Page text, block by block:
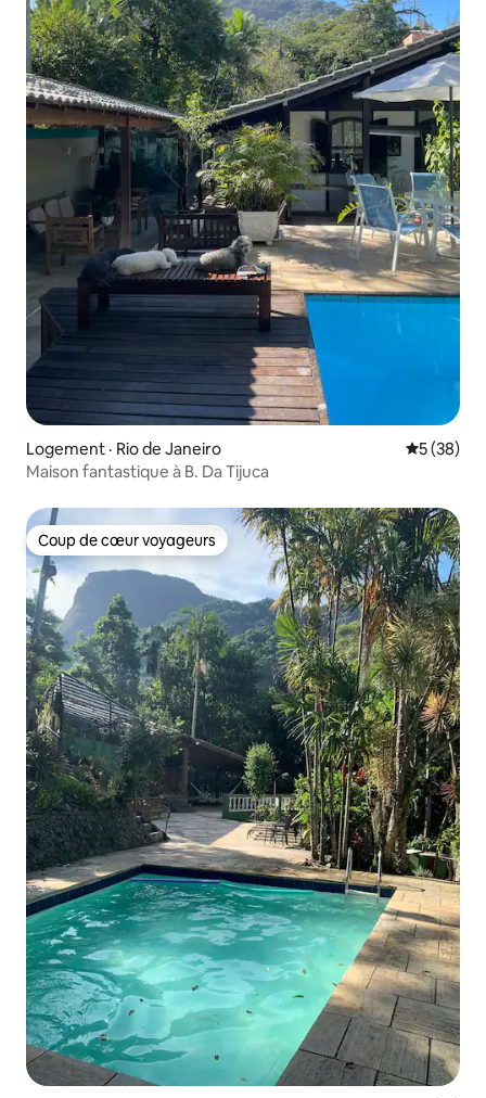
Logement · Rio de Janeiro Note
5 (38)
Maison fantastique à B. Da Tijuca
Coup de cœur voyageurs
Coup de cœur voyageurs